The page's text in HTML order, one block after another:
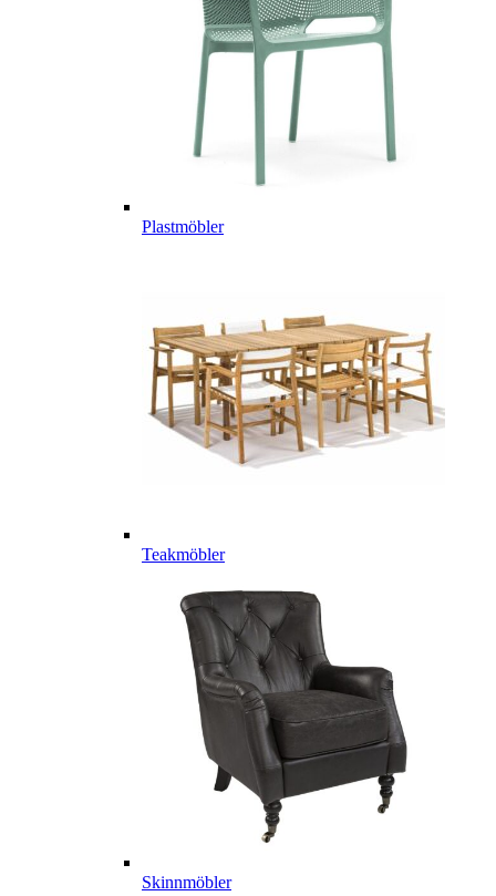
Plastmöbler
Teakmöbler
Skinnmöbler